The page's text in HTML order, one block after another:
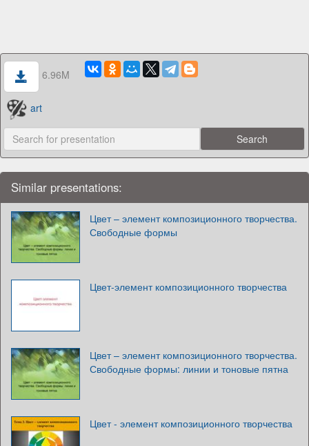
6.96M
art
Similar presentations:
Цвет – элемент композиционного творчества.
Свободные формы
Цвет-элемент композиционного творчества
Цвет – элемент композиционного творчества.
Свободные формы: линии и тоновые пятна
Цвет - элемент композиционного творчества